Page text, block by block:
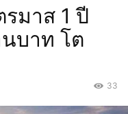
รมาส 1 ปี
บาท โต
33